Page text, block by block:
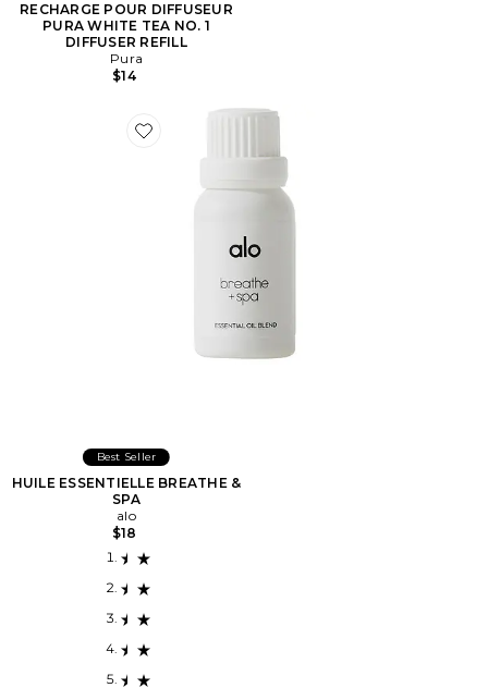
RECHARGE POUR DIFFUSEUR
PURA WHITE TEA NO. 1
DIFFUSER REFILL
Pura
$14
Favorite HUILE ESSENTIELLE BREATHE & SPA
Best Seller
HUILE ESSENTIELLE BREATHE &
SPA
alo
$18